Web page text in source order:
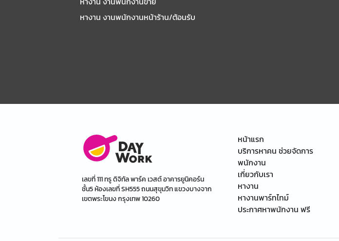
หางาน งานพนักงานหน้าร้าน/ต้อนรับ
เลขที่ 111 ทรู ดิจิทัล พาร์ค เวสต์ อาคารยูนิคอร์น
ชั้น5 ห้องเลขที่ SH555 ถนนสุขุมวิท แขวงบางจาก
เขตพระโขนง กรุงเทพ 10260
หน้าแรก
บริการหาคน ช่วยจัดการ
พนักงาน
เกี่ยวกับเรา
หางาน
หางานพาร์ทไทม์
ประกาศหาพนักงาน ฟรี